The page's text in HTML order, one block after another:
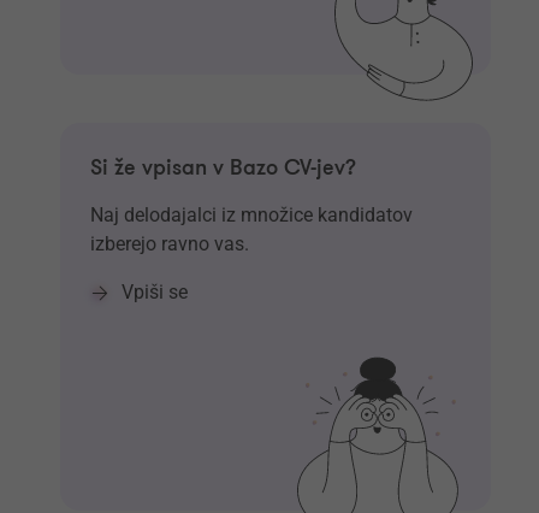
Si že vpisan v Bazo CV-jev?
Naj delodajalci iz množice kandidatov
izberejo ravno vas.
Vpiši se